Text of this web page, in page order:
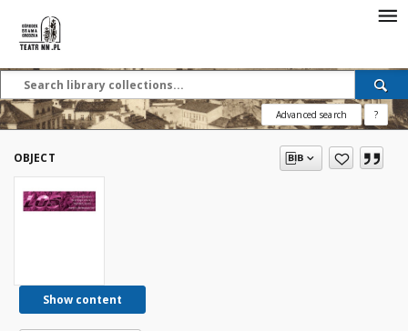
Advanced search ?
OBJECT
Show content